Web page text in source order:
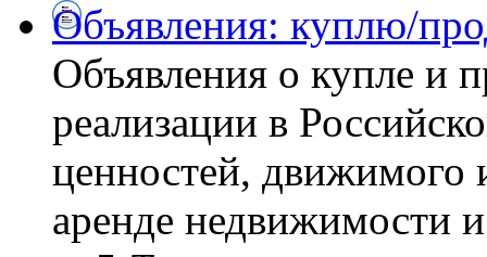
Объявления: куплю/
Объявления о купле и
реализации в
ценностей,
аренде недвижимости